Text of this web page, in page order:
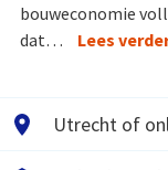
bouweconomie
dat…
Lees
Utrecht of